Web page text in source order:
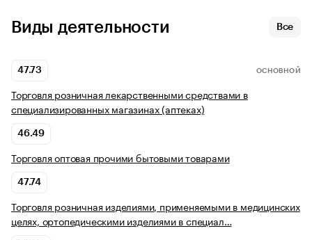
Виды деятельности Все
47.73 ОСНОВНОЙ
Торговля розничная лекарственными средствами в
специализированных магазинах (аптеках)
46.49
Торговля оптовая прочими бытовыми товарами
47.74
Торговля розничная изделиями, применяемыми в медицинских
целях, ортопедическими изделиями в специал…